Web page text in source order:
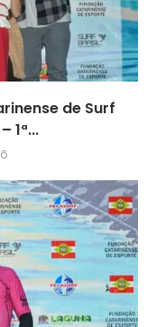
de Surf
1ª...